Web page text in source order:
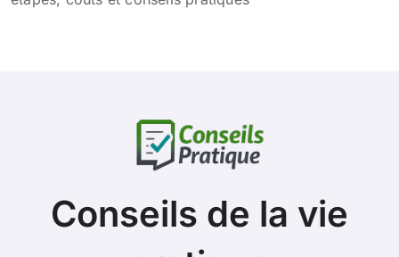
Conseils de la vie